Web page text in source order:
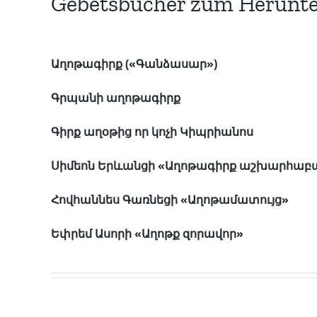
Աղոթագիրք («Գանձասար»)
Գրպանի աղոթագիրք
Գիրք աղօթից որ կոչի Կիպրիանոս
Սիմեոն Երևանցի «Աղոթագիրք
Հովհաննես Գառնեցի «Աղոթամատույց»
Եփրեմ Ասորի «Աղոթք զորավոր»